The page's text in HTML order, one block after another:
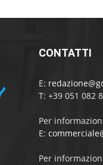
CONTATTI
E:
T: +39 051 082
Per
E:
Per